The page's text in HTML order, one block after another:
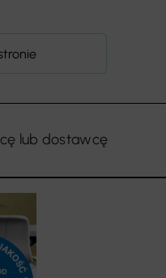
lub dostawcę